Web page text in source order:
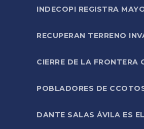
INDECOPI REGISTRA
RECUPERAN TERRENO
CIERRE DE LA
POBLADORES DE
DANTE SALAS ÁVILA ES